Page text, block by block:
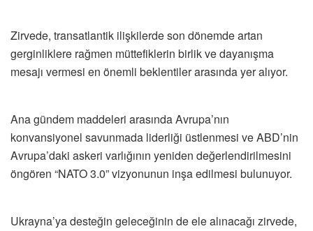
Zirvede, transatlantik ilişkilerde son dönemde artan
gerginliklere rağmen müttefiklerin birlik ve dayanışma
mesajı vermesi en önemli beklentiler arasında yer alıyor.
Ana gündem maddeleri arasında Avrupa’nın
konvansiyonel savunmada liderliği üstlenmesi ve ABD’nin
Avrupa’daki askeri varlığının yeniden değerlendirilmesini
öngören “NATO 3.0” vizyonunun inşa edilmesi bulunuyor.
Ukrayna’ya desteğin geleceğinin de ele alınacağı zirvede,